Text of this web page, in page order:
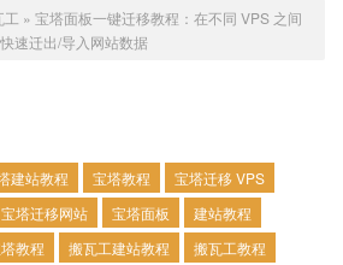
工 » 宝塔面板一键迁移教程：在不同 VPS 之间
快速迁出/导入网站数据
建站教程 宝塔教程
宝塔迁移 VPS
宝塔迁移网站 宝塔面板
建站教程
教程 搬瓦工建站教程
搬瓦工教程